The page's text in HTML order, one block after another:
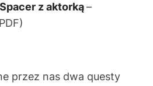
Spacer z aktorką–
przez nas dwa questy